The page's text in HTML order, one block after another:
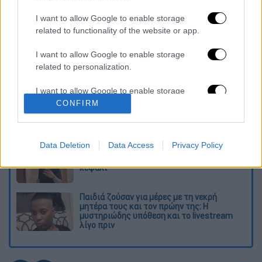
I want to allow Google to enable storage
related to functionality of the website or app.
I want to allow Google to enable storage
related to personalization.
I want to allow Google to enable storage
related to security, including authentication
functionality and fraud prevention, and other
CONFIRM
Data Deletion Data Access Privacy Policy
Διαβάστε ακόμη
Τα «γεράκια» της Ψάθας: Έσωσαν από τη
μεγάλη φωτιά τη γειτονιά που κάποτε τους
έδιωχνε - «Πέρασε όλη η ζωή μπροστά μου»
Κυνήγι χρόνου στα λεωφορεία: Δρομολόγια
που «δεν βγαίνουν» και προειδοποιήσεις
Σοκ στο Μεξικό: Influencer εκτελέστηκε σε
κεφάλι
Παιδιά ζούσαν για μέρες με τη νεκρή
μητέρα τους και τον πρώην της: Η
μυστηριώδης υπόθεση και το livestream
λίγο πριν